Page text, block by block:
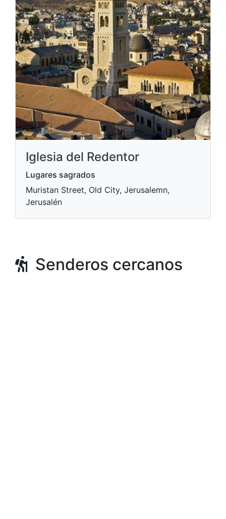
Iglesia del Redentor
Lugares sagrados
Muristan Street, Old City, Jerusalemn,
Jerusalén
Senderos cercanos